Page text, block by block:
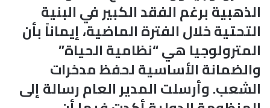
الذهبية برغم الفقد الكبير في البنية
التحتية خلال الفترة الماضية، إيماناً بأن
المترولوجيا هي “نظامية الحياة”
والضمانة الأساسية لحفظ مدخرات
الشعب. وأرسلت المدير العام رسالة إلى